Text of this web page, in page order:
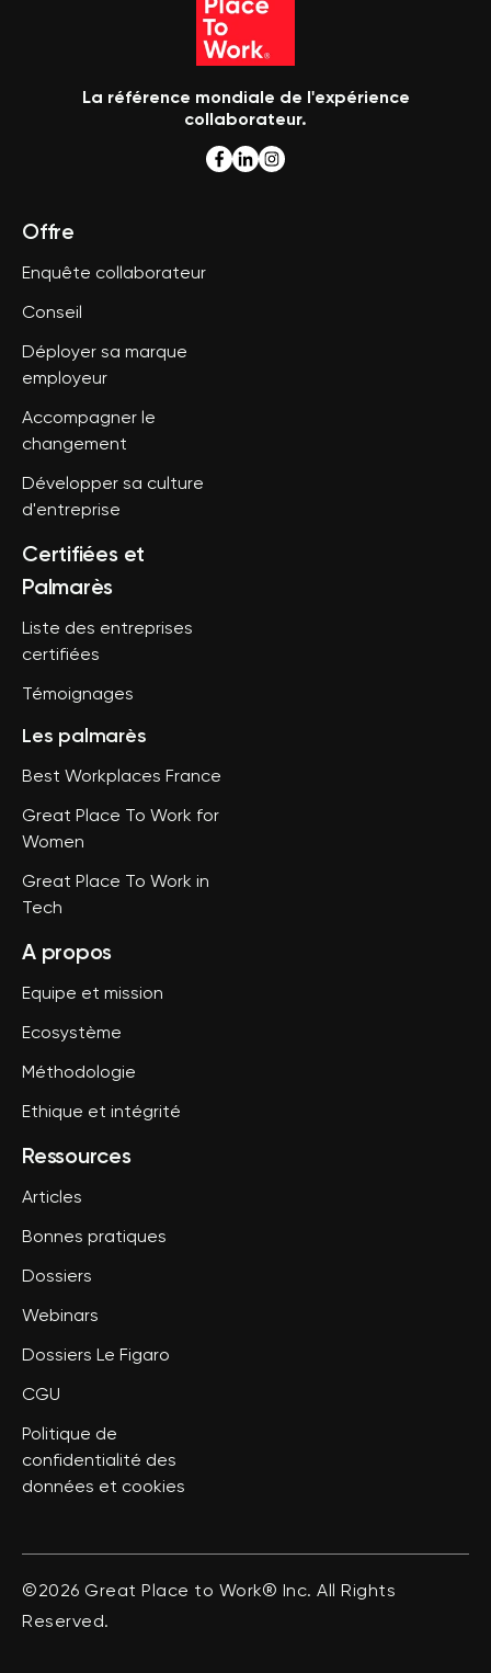
La référence mondiale de l'expérience
collaborateur.
Offre
Enquête collaborateur
Conseil
Déployer sa marque
employeur
Accompagner le
changement
Développer sa culture
d'entreprise
Certifiées et
Palmarès
Liste des entreprises
certifiées
Témoignages
Les palmarès
Best Workplaces France
Great Place To Work for
Women
Great Place To Work in
Tech
A propos
Equipe et mission
Ecosystème
Méthodologie
Ethique et intégrité
Ressources
Articles
Bonnes pratiques
Dossiers
Webinars
Dossiers Le Figaro
CGU
Politique de
confidentialité des
données et cookies
©2026 Great Place to Work® Inc. All Rights
Reserved.